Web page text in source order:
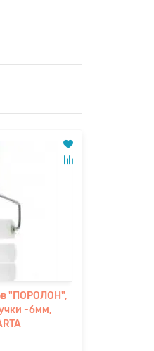
"ПОРОЛОН",
-6мм,